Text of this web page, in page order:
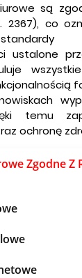
są
2367), co
ustalone
temu
ochronę
Zgodne Z